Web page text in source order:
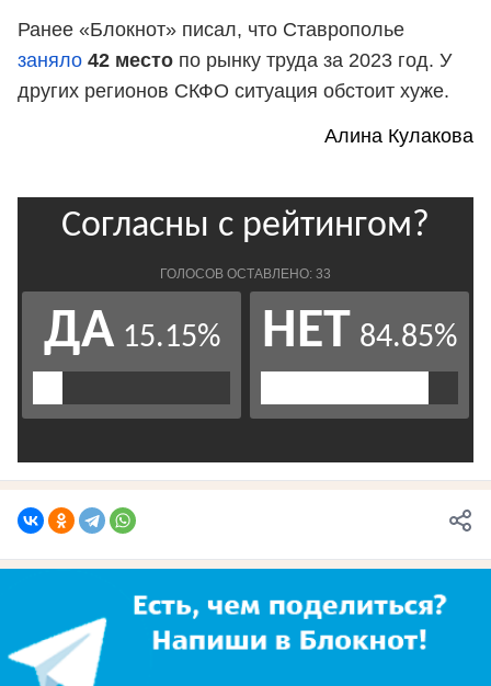
Ранее «Блокнот» писал, что Ставрополье
заняло 42 место по рынку труда за 2023 год. У
других регионов СКФО ситуация обстоит хуже.
Алина Кулакова